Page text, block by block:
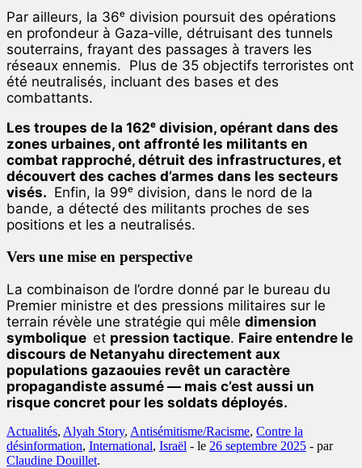
Par ailleurs, la 36ᵉ division poursuit des opérations
en profondeur à Gaza‑ville, détruisant des tunnels
souterrains, frayant des passages à travers les
réseaux ennemis. Plus de 35 objectifs terroristes ont
été neutralisés, incluant des bases et des
combattants.
Les troupes de la 162ᵉ division, opérant dans des
zones urbaines, ont affronté les militants en
combat rapproché, détruit des infrastructures, et
découvert des caches d’armes dans les secteurs
visés. Enfin, la 99ᵉ division, dans le nord de la
bande, a détecté des militants proches de ses
positions et les a neutralisés.
Vers une mise en perspective
La combinaison de l’ordre donné par le bureau du
Premier ministre et des pressions militaires sur le
terrain révèle une stratégie qui mêle dimension
symbolique et pression tactique. Faire entendre le
discours de Netanyahu directement aux
populations gazaouies revêt un caractère
propagandiste assumé — mais c’est aussi un
risque concret pour les soldats déployés.
Actualités, Alyah Story, Antisémitisme/Racisme, Contre la
désinformation, International, Israël - le 26 septembre 2025 - par
Claudine Douillet.